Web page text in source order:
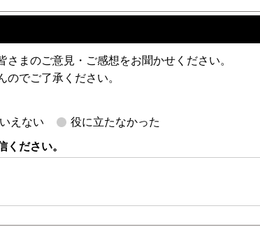
まのご意見・ご感想をお聞かせください。
でご了承ください。
えない 役に立たなかった
ださい。